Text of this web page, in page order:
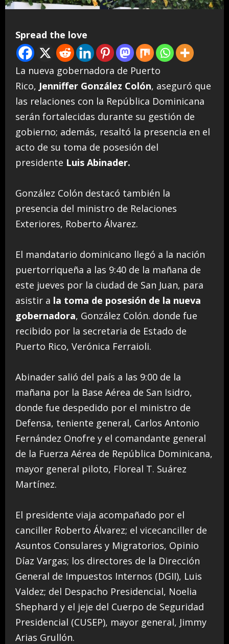
Spread the love
La nueva gobernadora de Puerto
Rico, Jenniffer González Colón, aseguró que
las relaciones con la República Dominicana
serán fortalecidas durante su gestión de
gobierno; además, resaltó la presencia en el
acto de su toma de posesión del
presidente Luis Abinader.
González Colón destacó también la
presencia del ministro de Relaciones
Exteriores, Roberto Álvarez.
El mandatario dominicano llegó a la nación
puertorriqueña a las 9:40 de la mañana de
este jueves por la ciudad de San Juan, para
asistir a la toma de posesión de la nueva
gobernadora, González Colón. donde fue
recibido por la secretaria de Estado de
Puerto Rico, Verónica Ferraioli.
Abinader salió del país a las 9:00 de la
mañana por la Base Aérea de San Isidro,
donde fue despedido por el ministro de
Defensa, teniente general, Carlos Antonio
Fernández Onofre y el comandante general
de la Fuerza Aérea de República Dominicana,
mayor general piloto, Floreal T. Suárez
Martínez.
El presidente viaja acompañado por el
canciller Roberto Álvarez; el vicecanciller de
Asuntos Consulares y Migratorios, Opinio
Díaz Vargas; los directores de la Dirección
General de Impuestos Internos (DGII), Luis
Valdez; del Despacho Presidencial, Noelia
Shephard y el jeje del Cuerpo de Seguridad
Presidencial (CUSEP), mayor general, Jimmy
Arias Grullón.